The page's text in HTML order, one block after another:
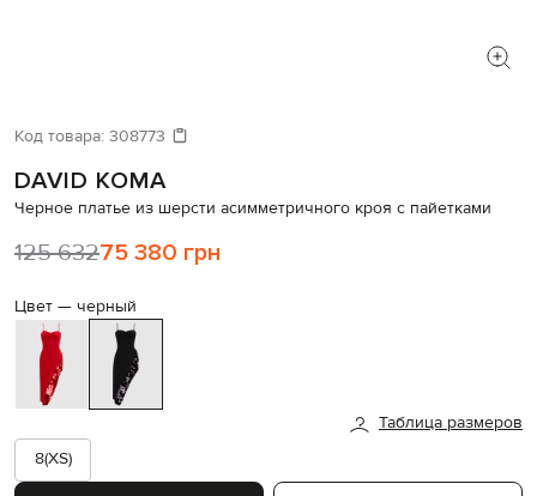
Код товара: 308773
DAVID KOMA
Черное платье из шерсти асимметричного кроя с пайетками
125 63275 380 грн
Цвет — черный
Таблица размеров
8(XS)